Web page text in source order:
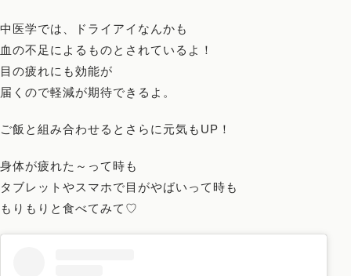
中医学では、ドライアイなんかも
血の不足によるものとされているよ！
目の疲れにも効能が
届くので軽減が期待できるよ。
ご飯と組み合わせるとさらに元気もUP！
身体が疲れた～って時も
タブレットやスマホで目がやばいって時も
もりもりと食べてみて♡